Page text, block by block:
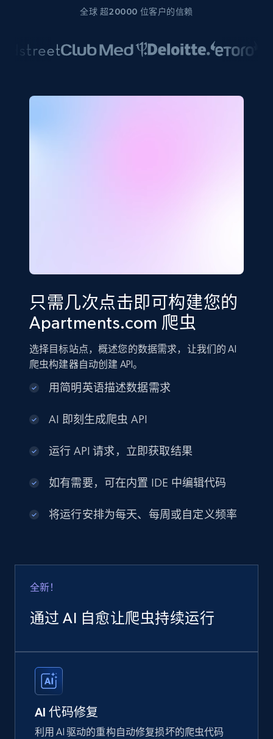
全球 超20000 位客户的信赖
只需几次点击即可构建您的
Apartments.com 爬虫
选择目标站点，概述您的数据需求，让我们的 AI
爬虫构建器自动创建 API。
用简明英语描述数据需求
AI 即刻生成爬虫 API
运行 API 请求，立即获取结果
如有需要，可在内置 IDE 中编辑代码
将运行安排为每天、每周或自定义频率
全新！
通过 AI 自愈让爬虫持续运行
AI 代码修复
利用 AI 驱动的重构自动修复损坏的爬虫代码